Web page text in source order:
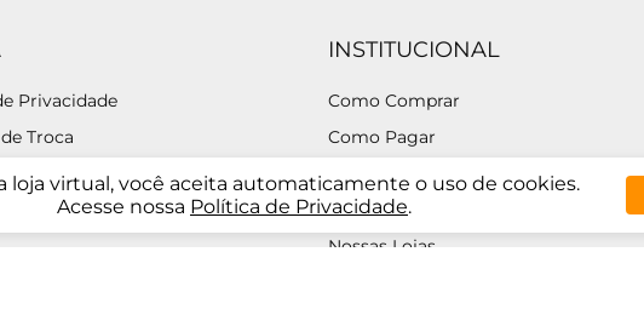
Privacidade
Troca
Entrega
de Fidelidade
INSTITUCIONAL
Como Comprar
Como Pagar
Descontos
Empresa
Nossas Lojas
loja virtual, você aceita automaticamente o uso de cookies.
Acesse nossa Política de Privacidade.